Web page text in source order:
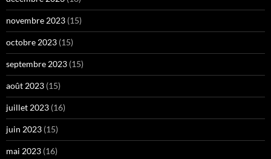
novembre 2023 (15)
octobre 2023 (15)
septembre 2023 (15)
août 2023 (15)
juillet 2023 (16)
juin 2023 (15)
mai 2023 (16)